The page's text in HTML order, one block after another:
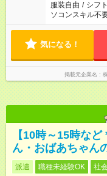
服装自由 / シフ
ソコンスキル不
気になる！
掲載元企業名
【10時～15時な
ん・おばあちゃん
派遣 職種未経験OK 社